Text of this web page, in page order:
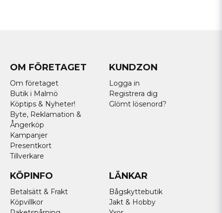
OM FÖRETAGET
Om företaget
Butik i Malmö
Köptips & Nyheter!
Byte, Reklamation &
Ångerköp
Kampanjer
Presentkort
Tillverkare
KUNDZON
Logga in
Registrera dig
Glömt lösenord?
KÖPINFO
Betalsätt & Frakt
Köpvillkor
LÄNKAR
Bågskyttebutik
Jakt & Hobby